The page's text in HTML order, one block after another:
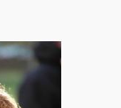
Celebra